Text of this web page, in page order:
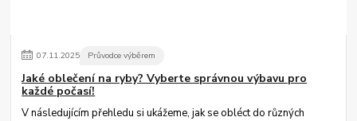
07.11.2025 Průvodce výběrem
Jaké oblečení na ryby? Vyberte správnou výbavu pro
každé počasí!
V následujícím přehledu si ukážeme, jak se obléct do různých